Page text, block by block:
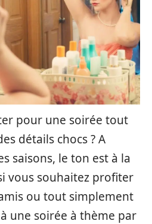
pour une soirée tout
détails chocs ? A
saisons, le ton est à la
vous souhaitez profiter
ou tout simplement
une soirée à thème par